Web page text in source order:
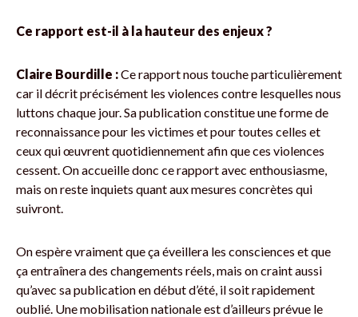
Ce rapport est-il à la hauteur des enjeux ?
Claire Bourdille :Ce rapport nous touche particulièrement
car il décrit précisément les violences contre lesquelles nous
luttons chaque jour. Sa publication constitue une forme de
reconnaissance pour les victimes et pour toutes celles et
ceux qui œuvrent quotidiennement afin que ces violences
cessent. On accueille donc ce rapport avec enthousiasme,
mais on reste inquiets quant aux mesures concrètes qui
suivront.
On espère vraiment que ça éveillera les consciences et que
ça entraînera des changements réels, mais on craint aussi
qu’avec sa publication en début d’été, il soit rapidement
oublié. Une mobilisation nationale est d’ailleurs prévue le